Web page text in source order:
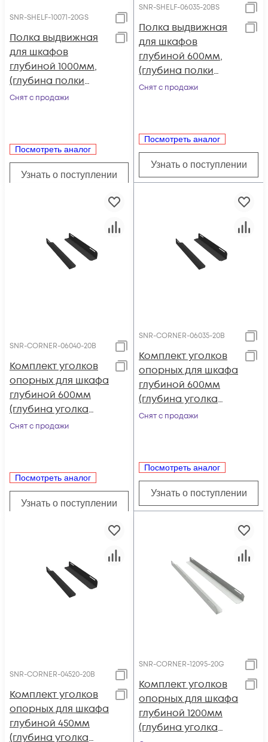
SNR-SHELF-10071-20GS
Полка выдвижная
для шкафов
глубиной 1000мм,
(глубина полки
710мм)
10071-20GS
Снят с продажи
Посмотреть аналог
Узнать о поступлении
SNR-SHELF-06035-20BS
Полка выдвижная
для шкафов
глубиной 600мм,
(глубина полки
350мм)
06035-20BS)
Снят с продажи
Посмотреть аналог
Узнать о поступлении
SNR-CORNER-06040-20B
Комплект уголков
опорных для шкафа
глубиной 600мм
(глубина уголка
400мм),
CORNER-06040-20B)
Снят с продажи
Посмотреть аналог
Узнать о поступлении
SNR-CORNER-06035-20B
Комплект уголков
опорных для шкафа
глубиной 600мм
(глубина уголка
350мм),
CORNER-06035-20B)
Снят с продажи
Посмотреть аналог
Узнать о поступлении
SNR-CORNER-04520-20B
Комплект уголков
опорных для шкафа
глубиной 450мм
(глубина уголка
SNR-CORNER-12095-20G
Комплект уголков
опорных для шкафа
глубиной 1200мм
(глубина уголка